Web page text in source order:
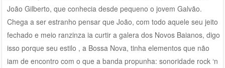
João Gilberto, que conhecia desde pequeno o jovem Galvão.
Chega a ser estranho pensar que João, com todo aquele seu jeito
fechado e meio ranzinza ia curtir a galera dos Novos Baianos, digo
isso porque seu estilo , a Bossa Nova, tinha elementos que não
iam de encontro com o que a banda propunha: sonoridade rock ‘n